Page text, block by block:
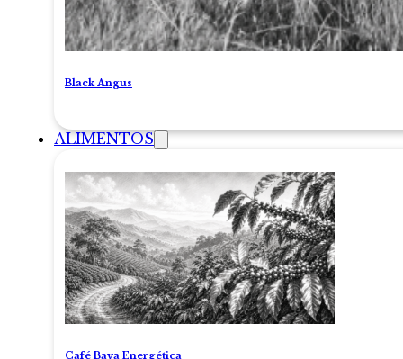
Black Angus
ALIMENTOS
Café Baya Energética